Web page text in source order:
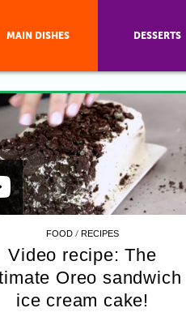
FOOD /RECIPES
Video recipe: The
Oreo sandwich
ice cream cake!
MAIN DISHES DESSERTS